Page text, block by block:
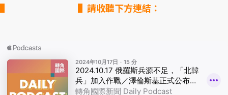
▌請收聽下方連結：